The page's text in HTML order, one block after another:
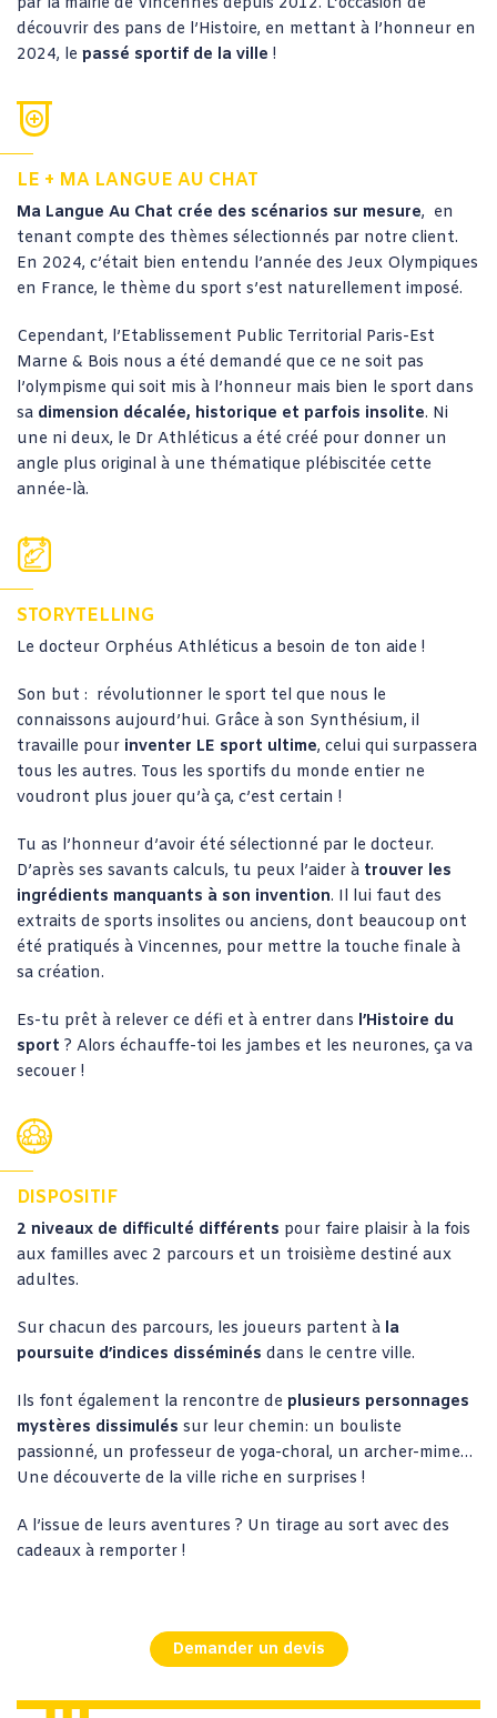
découvrir des pans de l’Histoire, en mettant à l’honneur en
2024, le passé sportif de la ville !
LE + MA LANGUE AU CHAT
Ma Langue Au Chat crée des scénarios sur mesure, en
tenant compte des thèmes sélectionnés par notre client.
En 2024, c’était bien entendu l’année des Jeux Olympiques
en France, le thème du sport s’est naturellement imposé.
Cependant, l’Etablissement Public Territorial Paris-Est
Marne & Bois nous a été demandé que ce ne soit pas
l’olympisme qui soit mis à l’honneur mais bien le sport dans
sa dimension décalée, historique et parfois insolite. Ni
une ni deux, le Dr Athléticus a été créé pour donner un
angle plus original à une thématique plébiscitée cette
année-là.
STORYTELLING
Le docteur Orphéus Athléticus a besoin de ton aide !
Son but : révolutionner le sport tel que nous le
connaissons aujourd’hui. Grâce à son Synthésium, il
travaille pour inventer LE sport ultime, celui qui surpassera
tous les autres. Tous les sportifs du monde entier ne
voudront plus jouer qu’à ça, c’est certain !
Tu as l’honneur d’avoir été sélectionné par le docteur.
D’après ses savants calculs, tu peux l’aider à trouver les
ingrédients manquants à son invention. Il lui faut des
extraits de sports insolites ou anciens, dont beaucoup ont
été pratiqués à Vincennes, pour mettre la touche finale à
sa création.
Es-tu prêt à relever ce défi et à entrer dans l’Histoire du
sport ? Alors échauffe-toi les jambes et les neurones, ça va
secouer !
DISPOSITIF
2 niveaux de difficulté différents pour faire plaisir à la fois
aux familles avec 2 parcours et un troisième destiné aux
adultes.
Sur chacun des parcours, les joueurs partent à la
poursuite d’indices disséminés dans le centre ville.
Ils font également la rencontre de plusieurs personnages
mystères dissimulés sur leur chemin: un bouliste
passionné, un professeur de yoga-choral, un archer-mime…
Une découverte de la ville riche en surprises !
A l’issue de leurs aventures ? Un tirage au sort avec des
cadeaux à remporter !
Demander un devis